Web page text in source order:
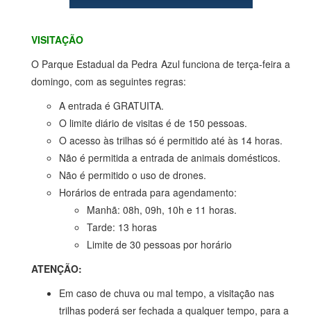
VISITAÇÃO
O Parque Estadual da Pedra Azul funciona de terça-feira a
domingo, com as seguintes regras:
A entrada é GRATUITA.
O limite diário de visitas é de 150 pessoas.
O acesso às trilhas só é permitido até às 14 horas.
Não é permitida a entrada de animais domésticos.
Não é permitido o uso de drones.
Horários de entrada para agendamento:
Manhã: 08h, 09h, 10h e 11 horas.
Tarde: 13 horas
Limite de 30 pessoas por horário
ATENÇÃO:
Em caso de chuva ou mal tempo, a visitação nas
trilhas poderá ser fechada a qualquer tempo, para a